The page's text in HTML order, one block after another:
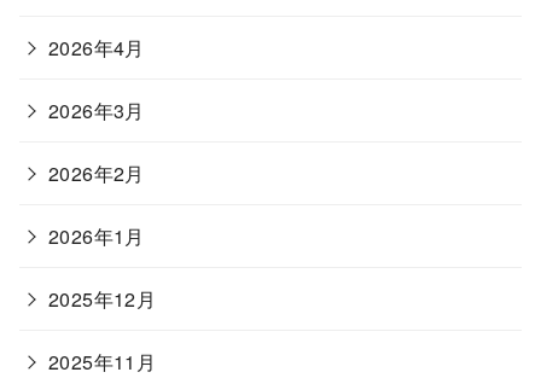
2026年4月
2026年3月
2026年2月
2026年1月
2025年12月
2025年11月